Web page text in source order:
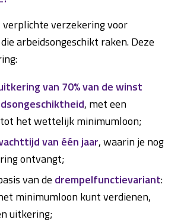
verplichte verzekering voor
arbeidsongeschikt raken. Deze
van 70% van de winst
, met een
het wettelijk minimumloon;
van één jaar, waarin je nog
ontvangt;
van de drempelfunctievariant:
minimumloon kunt verdienen,
uitkering;